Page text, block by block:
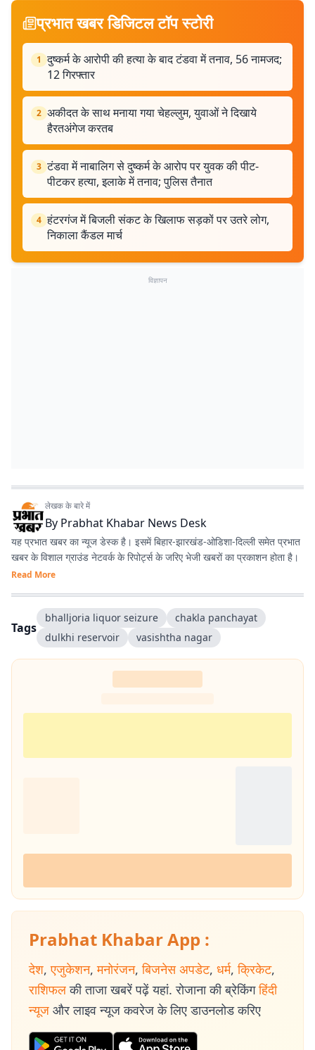
प्रभात खबर डिजिटल टॉप स्टोरी
1 दुष्कर्म के आरोपी की हत्या के बाद टंडवा में तनाव, 56 नामजद;
12 गिरफ्तार
2 अकीदत के साथ मनाया गया चेहल्लुम, युवाओं ने दिखाये
हैरतअंगेज करतब
3 टंडवा में नाबालिग से दुष्कर्म के आरोप पर युवक की पीट-
पीटकर हत्या, इलाके में तनाव; पुलिस तैनात
4 हंटरगंज में बिजली संकट के खिलाफ सड़कों पर उतरे लोग,
निकाला कैंडल मार्च
विज्ञापन
लेखक के बारे में
By Prabhat Khabar News Desk
यह प्रभात खबर का न्यूज डेस्क है। इसमें बिहार-झारखंड-ओडिशा-दिल्‍ली समेत प्रभात
खबर के विशाल ग्राउंड नेटवर्क के रिपोर्ट्स के जरिए भेजी खबरों का प्रकाशन होता है।
Read More
Tags
bhalljoria liquor seizure
chakla panchayat
dulkhi reservoir
vasishtha nagar
Prabhat Khabar App :
देश, एजुकेशन, मनोरंजन, बिजनेस अपडेट, धर्म, क्रिकेट,
राशिफल की ताजा खबरें पढ़ें यहां. रोजाना की ब्रेकिंग हिंदी
न्यूज और लाइव न्यूज कवरेज के लिए डाउनलोड करिए